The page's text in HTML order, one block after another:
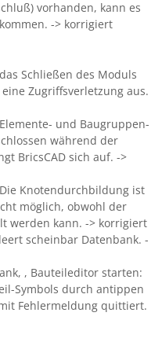
vorhanden, kann es
-> korrigiert
Schließen des Moduls
Zugriffsverletzung aus.
und Baugruppen-
während der
BricsCAD sich auf. ->
Knotendurchbildung ist
möglich, obwohl der
werden kann. -> korrigiert
scheinbar Datenbank. -
, Bauteileditor starten:
Symbols durch antippen
Fehlermeldung quittiert.